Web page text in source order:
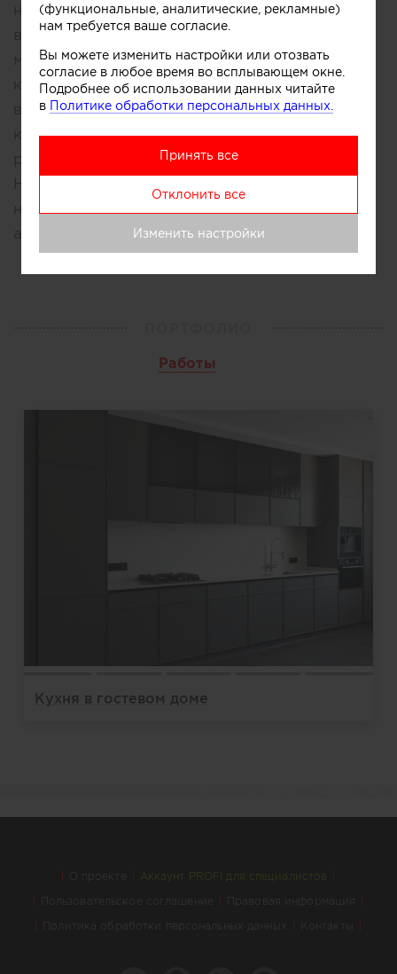
нашему опыту и профессионализму, мы
выполняем заказы по всему миру, создавая
мебель, которая становится визитной
карточкой вашего интерьера. Мы помогаем
вам определить все детали вашего заказа: от
количества и габаритов секций до
расположения штанги и высоты ящиков.
аккуратным хранением
Работы
Кухня в гостевом доме
О проекте Аккаунт PROFI для специалистов
Пользовательское соглашение Правовая информация
Политика обработки персональных данных Контакты
(функциональные, аналитические, рекламные)
нам требуется ваше согласие.
Вы можете изменить настройки или отозвать
согласие в любое время во всплывающем окне.
Подробнее об использовании данных читайте
в Политике обработки персональных данных.
Принять все
Отклонить все
Изменить настройки